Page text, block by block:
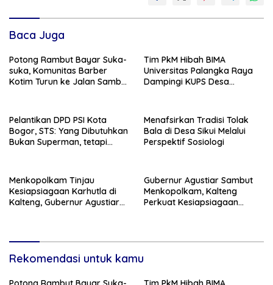
Baca Juga
Potong Rambut Bayar Suka-
suka, Komunitas Barber
Kotim Turun ke Jalan Sambut
Tim PkM Hibah BIMA
Universitas Palangka Raya
Dampingi KUPS Desa
Pelantikan DPD PSI Kota
Bogor, STS: Yang Dibutuhkan
Bukan Superman, tetapi
Menafsirkan Tradisi Tolak
Bala di Desa Sikui Melalui
Perspektif Sosiologi
Menkopolkam Tinjau
Kesiapsiagaan Karhutla di
Kalteng, Gubernur Agustiar
Gubernur Agustiar Sambut
Menkopolkam, Kalteng
Perkuat Kesiapsiagaan
Rekomendasi untuk kamu